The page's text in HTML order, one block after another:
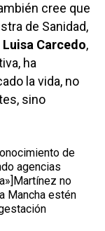
cree que
de Sanidad,
Carcedo,
ha
la vida, no
sino
de
agencias
no
Mancha estén